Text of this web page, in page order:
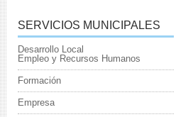
SERVICIOS MUNICIPALES
Desarrollo Local
Empleo y Recursos Humanos
Formación
Empresa